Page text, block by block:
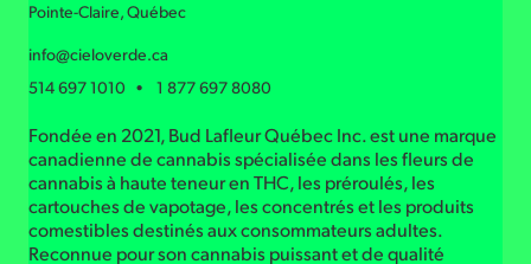
Pointe-Claire, Québec
info@cieloverde.ca
514 697 1010 • 1 877 697 8080
Fondée en 2021, Bud Lafleur Québec Inc. est une marque
canadienne de cannabis spécialisée dans les fleurs de
cannabis à haute teneur en THC, les préroulés, les
cartouches de vapotage, les concentrés et les produits
comestibles destinés aux consommateurs adultes.
Reconnue pour son cannabis puissant et de qualité